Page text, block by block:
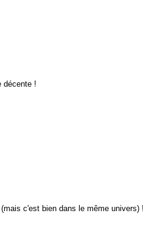
décente !
c'est bien dans le même univers)